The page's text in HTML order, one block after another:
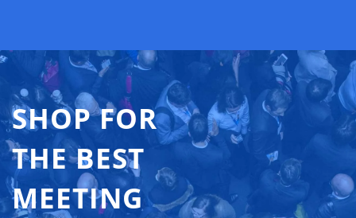
SHOP FOR
THE BEST
MEETING